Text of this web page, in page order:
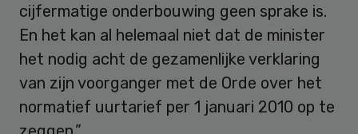
cijfermatige onderbouwing geen sprake is.
En het kan al helemaal niet dat de minister
het nodig acht de gezamenlijke verklaring
van zijn voorganger met de Orde over het
normatief uurtarief per 1 januari 2010 op te